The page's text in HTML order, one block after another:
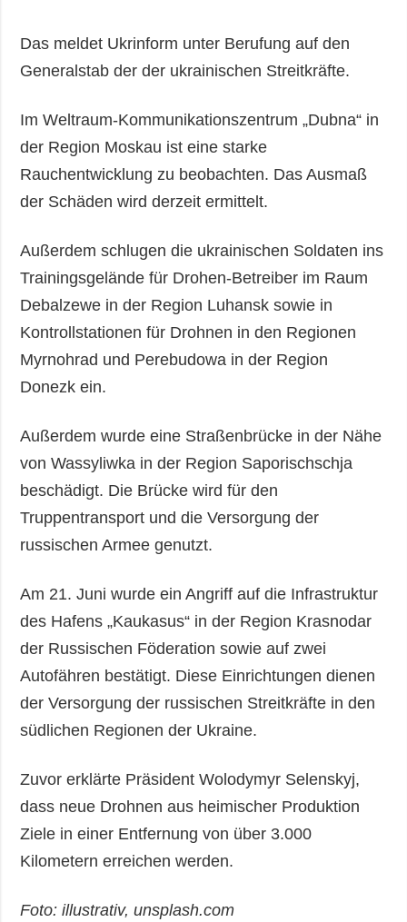
Das meldet Ukrinform unter Berufung auf den
Generalstab der der ukrainischen Streitkräfte.
Im Weltraum-Kommunikationszentrum „Dubna“ in
der Region Moskau ist eine starke
Rauchentwicklung zu beobachten. Das Ausmaß
der Schäden wird derzeit ermittelt.
Außerdem schlugen die ukrainischen Soldaten ins
Trainingsgelände für Drohen-Betreiber im Raum
Debalzewe in der Region Luhansk sowie in
Kontrollstationen für Drohnen in den Regionen
Myrnohrad und Perebudowa in der Region
Donezk ein.
Außerdem wurde eine Straßenbrücke in der Nähe
von Wassyliwka in der Region Saporischschja
beschädigt. Die Brücke wird für den
Truppentransport und die Versorgung der
russischen Armee genutzt.
Am 21. Juni wurde ein Angriff auf die Infrastruktur
des Hafens „Kaukasus“ in der Region Krasnodar
der Russischen Föderation sowie auf zwei
Autofähren bestätigt. Diese Einrichtungen dienen
der Versorgung der russischen Streitkräfte in den
südlichen Regionen der Ukraine.
Zuvor erklärte Präsident Wolodymyr Selenskyj,
dass neue Drohnen aus heimischer Produktion
Ziele in einer Entfernung von über 3.000
Kilometern erreichen werden.
Foto: illustrativ, unsplash.com